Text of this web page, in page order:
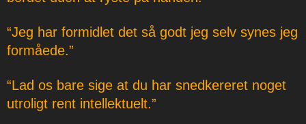
“Jeg har formidlet det så godt jeg selv synes jeg
formåede.”
“Lad os bare sige at du har snedkereret noget
utroligt rent intellektuelt.”